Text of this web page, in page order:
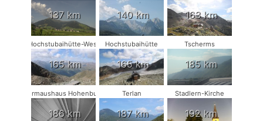
137 km 140 km 163 km
Hochstubaihütte-West
165 km
Hochstubaihütte
165 km
Tscherms
185 km
Fledermaushaus Hohenburg #2
186 km
Terlan
187 km
Stadlern-Kirche
192 km